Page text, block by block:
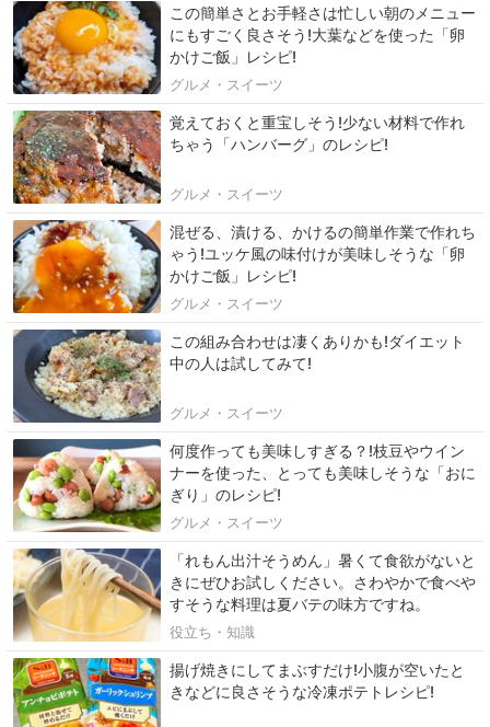
この簡単さとお手軽さは忙しい朝のメニュー
にもすごく良さそう!大葉などを使った「卵
かけご飯」レシピ!
グルメ・スイーツ
覚えておくと重宝しそう!少ない材料で作れ
ちゃう「ハンバーグ」のレシピ!
グルメ・スイーツ
混ぜる、漬ける、かけるの簡単作業で作れち
ゃう!ユッケ風の味付けが美味しそうな「卵
かけご飯」レシピ!
グルメ・スイーツ
この組み合わせは凄くありかも!ダイエット
中の人は試してみて!
グルメ・スイーツ
何度作っても美味しすぎる？!枝豆やウイン
ナーを使った、とっても美味しそうな「おに
ぎり」のレシピ!
グルメ・スイーツ
「れもん出汁そうめん」暑くて食欲がないと
きにぜひお試しください。さわやかで食べや
すそうな料理は夏バテの味方ですね。
役立ち・知識
揚げ焼きにしてまぶすだけ!小腹が空いたと
きなどに良さそうな冷凍ポテトレシピ!